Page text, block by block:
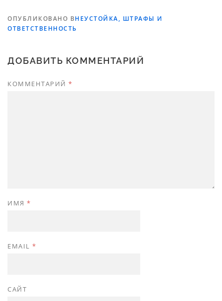
ОПУБЛИКОВАНО ВНЕУСТОЙКА, ШТРАФЫ И
ОТВЕТСТВЕННОСТЬ
ДОБАВИТЬ КОММЕНТАРИЙ
КОММЕНТАРИЙ *
ИМЯ *
EMAIL *
САЙТ